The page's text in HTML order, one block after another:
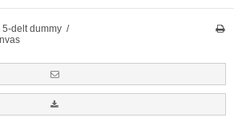
5-delt dummy /